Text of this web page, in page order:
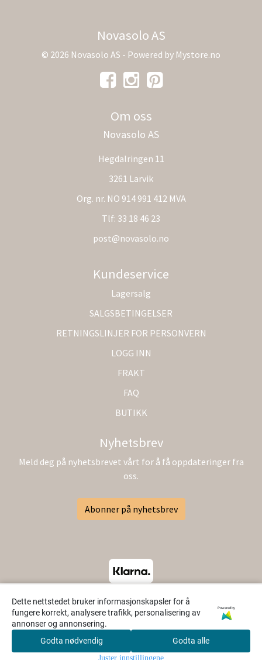
Dette nettstedet bruker informasjonskapsler for å
fungere korrekt, analysere trafikk, personalisering av
annonser og annonsering.
Powered by
Godta nødvendig Godta alle
Juster innstillingene
Novasolo AS
© 2026 Novasolo AS - Powered by Mystore.no
Om oss
Novasolo AS
Hegdalringen 11
3261 Larvik
Org. nr. NO 914 991 412 MVA
Tlf: 33 18 46 23
post@novasolo.no
Kundeservice
Lagersalg
SALGSBETINGELSER
RETNINGSLINJER FOR PERSONVERN
LOGG INN
FRAKT
FAQ
BUTIKK
Nyhetsbrev
Meld deg på nyhetsbrevet vårt for å få oppdateringer fra
oss.
Abonner på nyhetsbrev